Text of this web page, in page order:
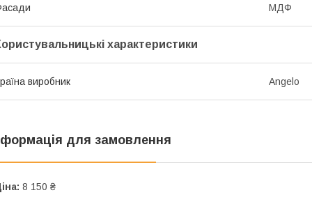
МДФ
характеристики
виробник Angelo
для замовлення
8 150 ₴